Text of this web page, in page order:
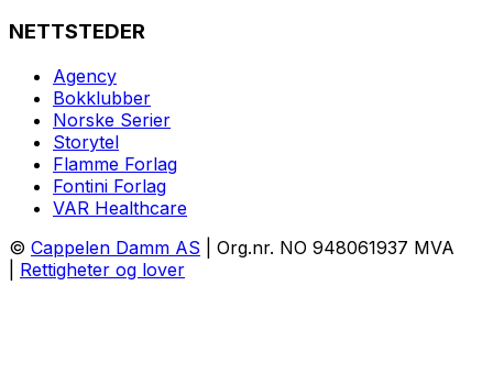
NETTSTEDER
Agency
Bokklubber
Norske Serier
Storytel
Flamme Forlag
Fontini Forlag
VAR Healthcare
© Cappelen Damm AS | Org.nr. NO 948061937 MVA
Rettigheter og lover